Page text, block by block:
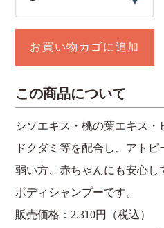
ィ
ャ
プ
ー
個
お買い物カゴに追加
この商品について
シソエキス・桃の葉エキス・
ドクダミ等を配合し、アト
弱い方、赤ちゃんにも安心し
ボディシャンプーです。
販売価格： 2.310円（税込）